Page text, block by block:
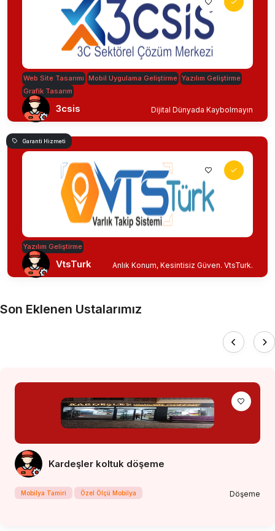
Web Site Tasarımı Mobil Uygulama Geliştirme Yazılım Geliştirme
Grafik Tasarım
3csis Dijital Dünyada Kaybolmayın
Garanti Hizmeti
Yazılım Geliştirme
VtsTurk Anlık Konum, Kesintisiz Güven. VtsTurk.
Son Eklenen Ustalarımız
Kardeşler koltuk döşeme
Mobilya Tamiri Özel Ölçü Mobilya Döşeme